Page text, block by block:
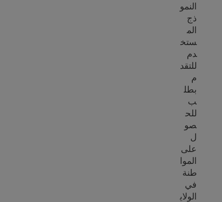
النمو
ذج
الم
ستخ
دم
للتقد
م
بطل
ب
للح
صو
ل
على
الموا
طنة
في
الولاي